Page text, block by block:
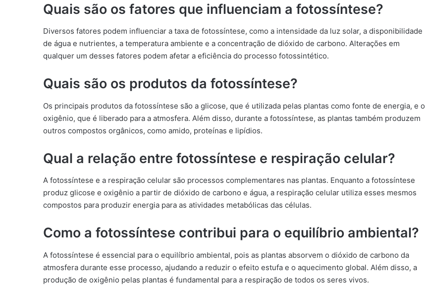
Quais são os fatores que influenciam a fotossíntese?
Diversos fatores podem influenciar a taxa de fotossíntese, como a intensidade da luz solar, a disponibilidade
de água e nutrientes, a temperatura ambiente e a concentração de dióxido de carbono. Alterações em
qualquer um desses fatores podem afetar a eficiência do processo fotossintético.
Quais são os produtos da fotossíntese?
Os principais produtos da fotossíntese são a glicose, que é utilizada pelas plantas como fonte de energia, e o
oxigênio, que é liberado para a atmosfera. Além disso, durante a fotossíntese, as plantas também produzem
outros compostos orgânicos, como amido, proteínas e lipídios.
Qual a relação entre fotossíntese e respiração celular?
A fotossíntese e a respiração celular são processos complementares nas plantas. Enquanto a fotossíntese
produz glicose e oxigênio a partir de dióxido de carbono e água, a respiração celular utiliza esses mesmos
compostos para produzir energia para as atividades metabólicas das células.
Como a fotossíntese contribui para o equilíbrio ambiental?
A fotossíntese é essencial para o equilíbrio ambiental, pois as plantas absorvem o dióxido de carbono da
atmosfera durante esse processo, ajudando a reduzir o efeito estufa e o aquecimento global. Além disso, a
produção de oxigênio pelas plantas é fundamental para a respiração de todos os seres vivos.